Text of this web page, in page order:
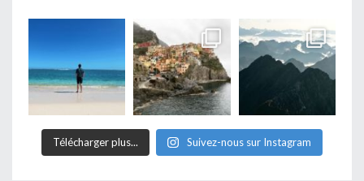
Télécharger plus... Suivez-nous sur Instagram